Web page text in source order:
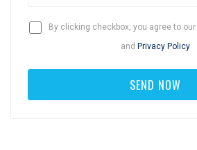
By clicking checkbox, you agree to our
and Privacy Policy